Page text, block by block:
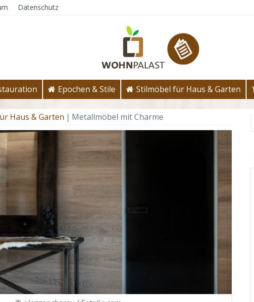
Datenschutz
Epochen & Stile Stilmöbel für Haus & Garten
Haus & Garten | Metallmöbel mit Charme